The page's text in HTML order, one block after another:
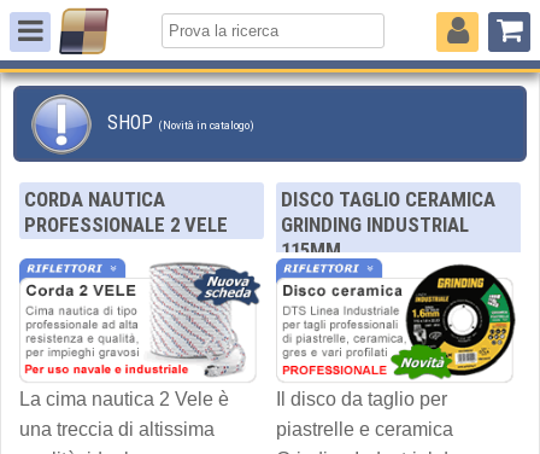
SHOP (Novità in catalogo)
CORDA NAUTICA
PROFESSIONALE 2 VELE
La cima nautica 2 Vele è
una treccia di altissima
DISCO TAGLIO CERAMICA
GRINDING INDUSTRIAL
115MM
Il disco da taglio per
piastrelle e ceramica